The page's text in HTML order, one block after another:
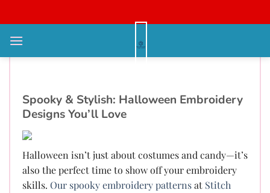
qua
nội
Why Halloween Embroidery Is a
Spooky & Stylish: Halloween Embroidery
Designs You’ll Love
Halloween isn’t just about costumes and candy—it’s
also the perfect time to show off your embroidery
skills. Our spooky embroidery patternsat Stitch